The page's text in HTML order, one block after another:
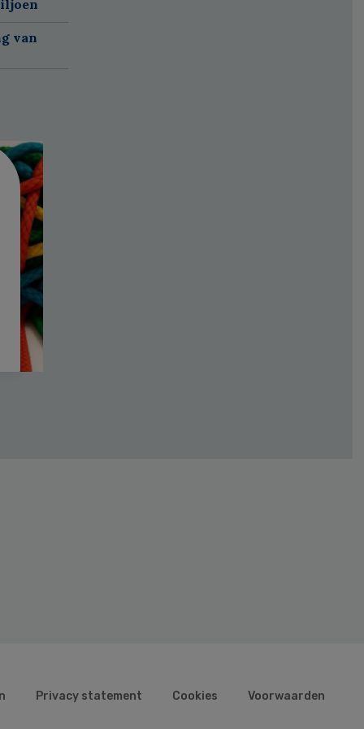
van
Privacy statement Cookies Voorwaarden